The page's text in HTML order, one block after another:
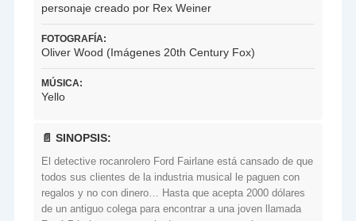
personaje creado por Rex Weiner
FOTOGRAFÍA:
Oliver Wood (Imágenes 20th Century Fox)
MÚSICA:
Yello
📄 SINOPSIS:
El detective rocanrolero Ford Fairlane está cansado de que
todos sus clientes de la industria musical le paguen con
regalos y no con dinero… Hasta que acepta 2000 dólares
de un antiguo colega para encontrar a una joven llamada